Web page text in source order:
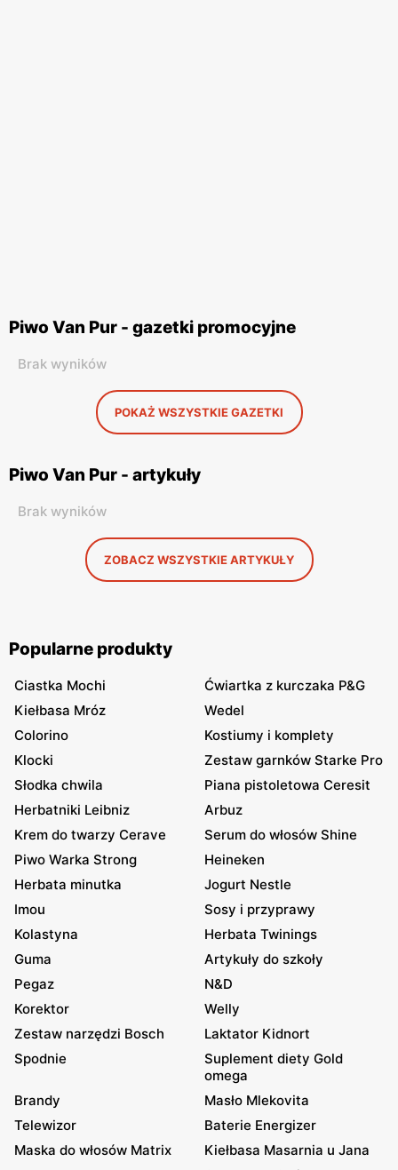
Piwo Van Pur - gazetki promocyjne
Brak wyników
POKAŻ WSZYSTKIE GAZETKI
Piwo Van Pur - artykuły
Brak wyników
ZOBACZ WSZYSTKIE ARTYKUŁY
Popularne produkty
Ciastka Mochi
Ćwiartka z kurczaka P&G
Kiełbasa Mróz
Wedel
Colorino
Kostiumy i komplety
Klocki
Zestaw garnków Starke Pro
Słodka chwila
Piana pistoletowa Ceresit
Herbatniki Leibniz
Arbuz
Krem do twarzy Cerave
Serum do włosów Shine
Piwo Warka Strong
Heineken
Herbata minutka
Jogurt Nestle
Imou
Sosy i przyprawy
Kolastyna
Herbata Twinings
Guma
Artykuły do szkoły
Pegaz
N&D
Korektor
Welly
Zestaw narzędzi Bosch
Laktator Kidnort
Spodnie
Suplement diety Gold
omega
Brandy
Masło Mlekovita
Telewizor
Baterie Energizer
Maska do włosów Matrix
Kiełbasa Masarnia u Jana